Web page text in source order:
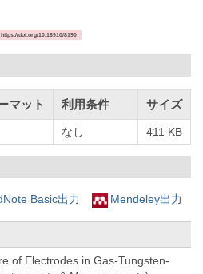
https://doi.org/10.18910/8190
マット 利用条件 サイズ
なし 411 KB
Basic出力 Mendeley出力
of Electrodes in Gas-Tungsten-